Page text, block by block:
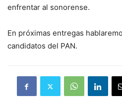
enfrentar al sonorense.
En próximas entregas
candidatos del PAN.